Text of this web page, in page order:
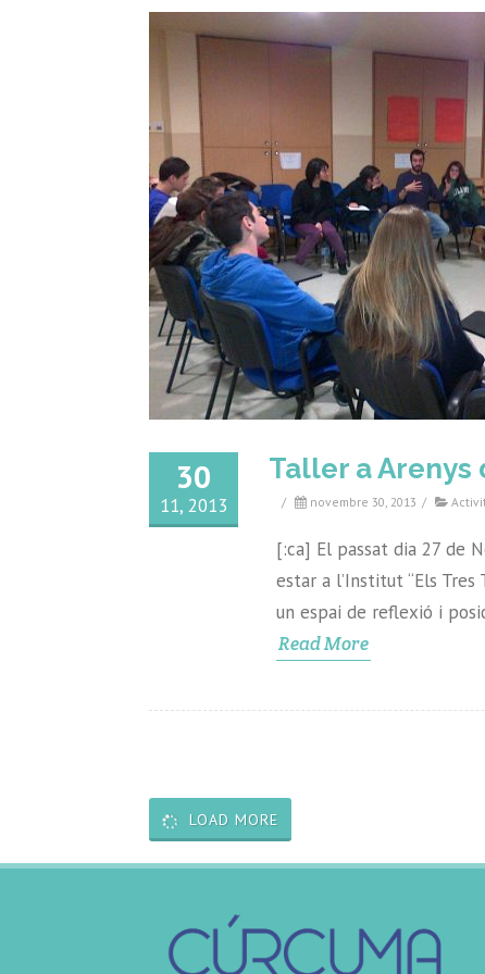
30
11, 2013
Taller a
/ novembre 30, 2013 /
[:ca] El passat dia 27 de
estar a l’Institut “Els Tres
un espai de reflexió i
Read More
LOAD MORE